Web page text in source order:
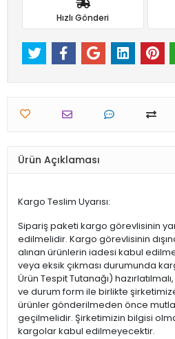
Hızlı Gönderi
Ürün Açıklaması
Kargo Teslim Uyarısı:
Sipariş paketi kargo görevlisinin
edilmelidir. Kargo görevlisinin
alınan ürünlerin iadesi kabul
veya eksik çıkması durumunda
Ürün Tespit Tutanağı)
ve durum form ile birlikte
ürünler gönderilmeden önce
geçilmelidir. Şirketimizin bilgisi
kargolar kabul edilmeyecektir.